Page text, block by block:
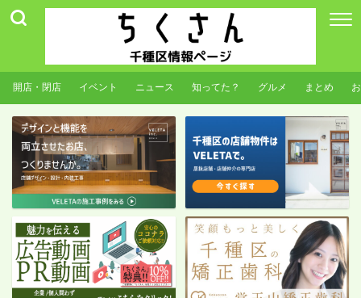
開店・閉店 イベント ニュース 知ってた？ グルメ まとめ